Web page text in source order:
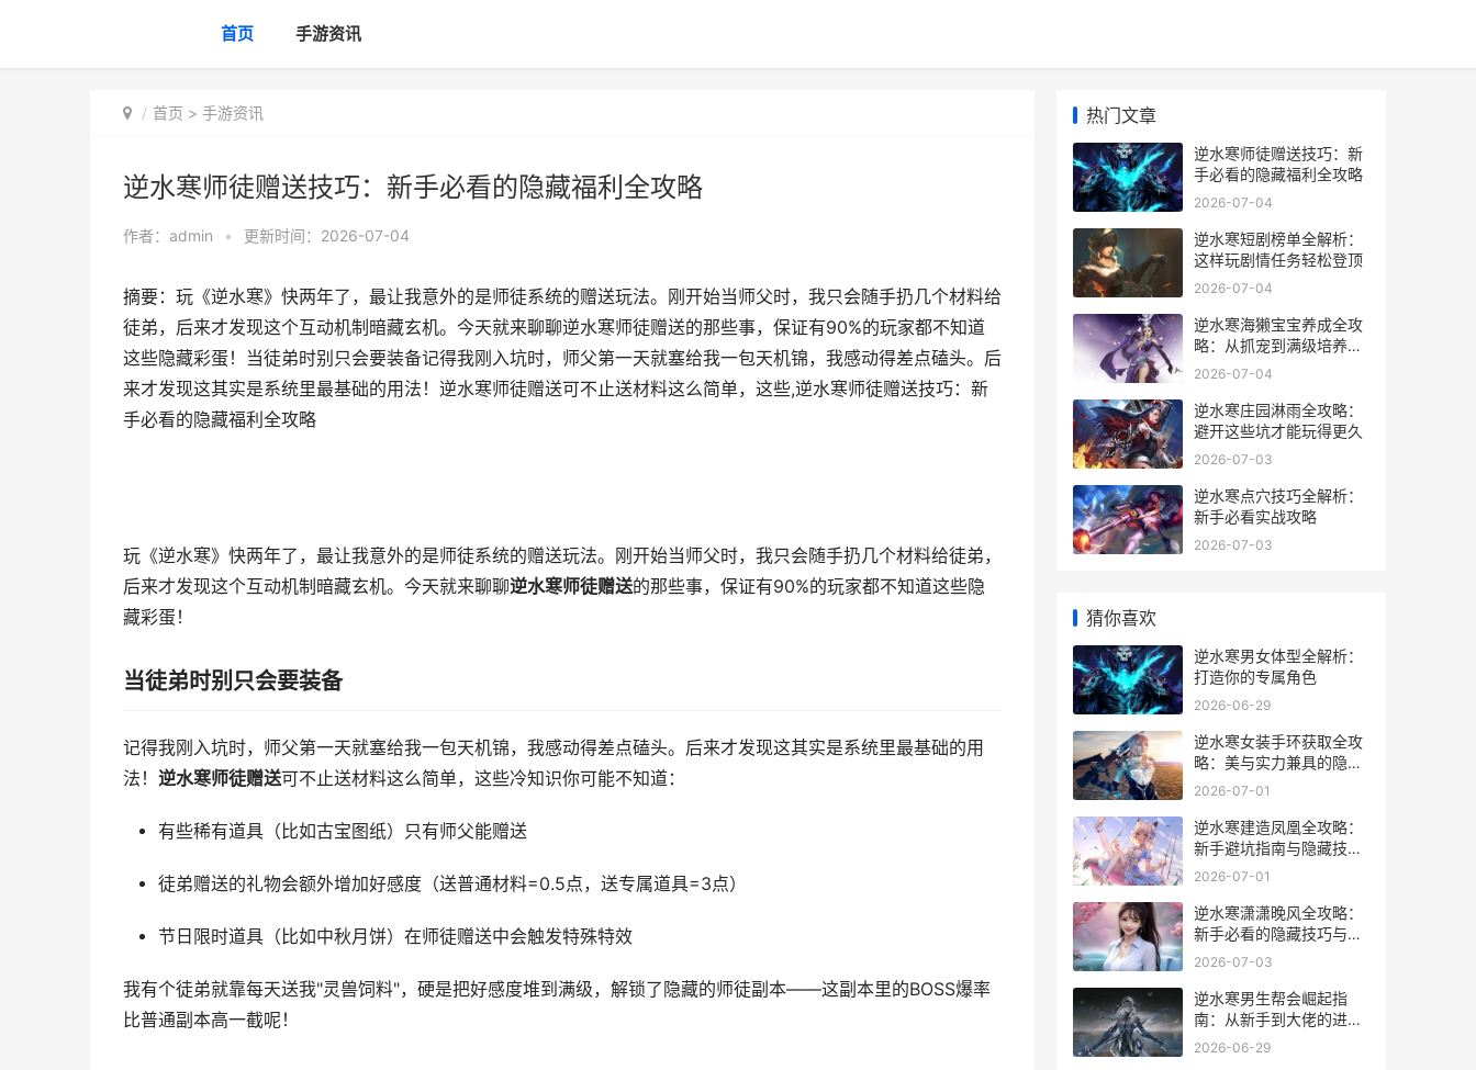
首页 手游资讯
首页 > 手游资讯
逆水寒师徒赠送技巧：新手必看的隐藏福利全攻略
作者： admin • 更新时间：2026-07-04
摘要：玩《逆水寒》快两年了，最让我意外的是师徒系统的赠送玩法。刚开始当师父时，我只会随手扔几个材料给
徒弟，后来才发现这个互动机制暗藏玄机。今天就来聊聊逆水寒师徒赠送的那些事，保证有90%的玩家都不知道
这些隐藏彩蛋！当徒弟时别只会要装备记得我刚入坑时，师父第一天就塞给我一包天机锦，我感动得差点磕头。后
来才发现这其实是系统里最基础的用法！逆水寒师徒赠送可不止送材料这么简单，这些,逆水寒师徒赠送技巧：新
手必看的隐藏福利全攻略
玩《逆水寒》快两年了，最让我意外的是师徒系统的赠送玩法。刚开始当师父时，我只会随手扔几个材料给徒弟，
后来才发现这个互动机制暗藏玄机。今天就来聊聊逆水寒师徒赠送的那些事，保证有90%的玩家都不知道这些隐
藏彩蛋！
当徒弟时别只会要装备
记得我刚入坑时，师父第一天就塞给我一包天机锦，我感动得差点磕头。后来才发现这其实是系统里最基础的用
法！ 逆水寒师徒赠送可不止送材料这么简单，这些冷知识你可能不知道：
有些稀有道具（比如古宝图纸）只有师父能赠送
徒弟赠送的礼物会额外增加好感度（送普通材料=0.5点，送专属道具=3点）
节日限时道具（比如中秋月饼）在师徒赠送中会触发特殊特效
我有个徒弟就靠每天送我"灵兽饲料"，硬是把好感度堆到满级，解锁了隐藏的师徒副本——这副本里的BOSS爆率
比普通副本高一截呢！
热门文章
逆水寒师徒赠送技巧：新
手必看的隐藏福利全攻略
2026-07-04
逆水寒短剧榜单全解析：
这样玩剧情任务轻松登顶
2026-07-04
逆水寒海獭宝宝养成全攻
略：从抓宠到满级培养技
巧
2026-07-04
逆水寒庄园淋雨全攻略：
避开这些坑才能玩得更久
2026-07-03
逆水寒点穴技巧全解析：
新手必看实战攻略
2026-07-03
猜你喜欢
逆水寒男女体型全解析：
打造你的专属角色
2026-06-29
逆水寒女装手环获取全攻
略：美与实力兼具的隐藏
玩法
2026-07-01
逆水寒建造凤凰全攻略：
新手避坑指南与隐藏技巧
大公开
2026-07-01
逆水寒潇潇晚风全攻略：
新手必看的隐藏技巧与实
战心得
2026-07-03
逆水寒男生帮会崛起指
南：从新手到大佬的进阶
秘籍
2026-06-29